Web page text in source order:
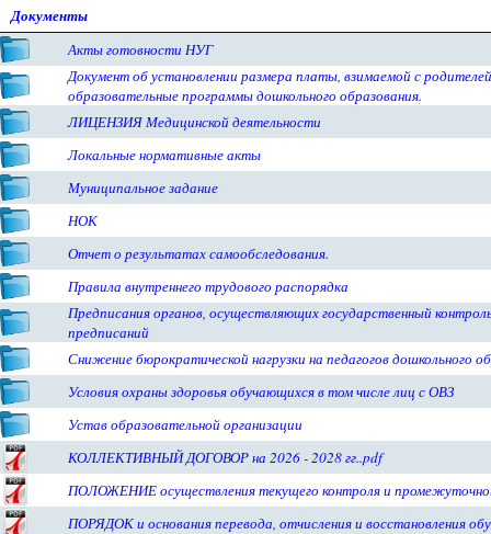
Документы
Акты готовности НУГ
Документ об установлении размера платы, взимаемой с
образовательные программы дошкольного образования.
ЛИЦЕНЗИЯ Медицинской деятельности
Локальные нормативные акты
Муниципальное задание
НОК
Отчет о результатах самообследования.
Правила внутреннего трудового распорядка
Предписания органов, осуществляющих государственный
предписаний
Снижение бюрократической нагрузки на педагогов дошкольного
Условия охраны здоровья обучающихся в том числе лиц с ОВЗ
Устав образовательной организации
КОЛЛЕКТИВНЫЙ ДОГОВОР на 2026 - 2028 гг..pdf
ПОЛОЖЕНИЕ осуществления текущего контроля и
ПОРЯДОК и основания перевода, отчисления и восстановления